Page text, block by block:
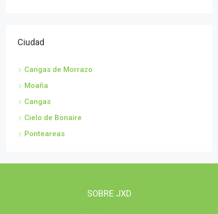
Ciudad
Cangas de Morrazo
Moaña
Cangas
Cielo de Bonaire
Ponteareas
SOBRE JXD